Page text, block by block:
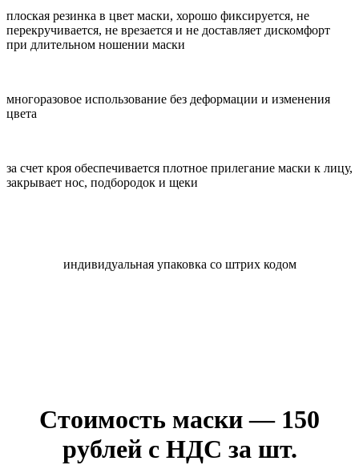
плоская резинка в цвет маски, хорошо фиксируется, не
перекручивается, не врезается и не доставляет дискомфорт
при длительном ношении маски
многоразовое использование без деформации и изменения
цвета
за счет кроя обеспечивается плотное прилегание маски к лицу,
закрывает нос, подбородок и щеки
индивидуальная упаковка со штрих кодом
Стоимость маски — 150
рублей с НДС за шт.